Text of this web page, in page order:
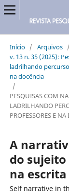
Início / Arquivos /
v. 13 n. 35 (2025):
ladrilhando
na docência
/
PESQUISAS COM
LADRILHANDO
PROFESSORES E
A
do
na
Self narrative in